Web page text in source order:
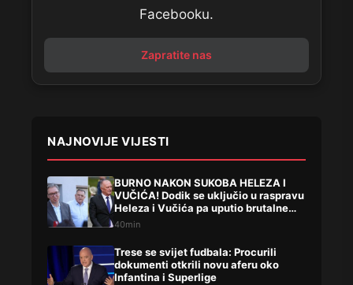
Facebooku.
Zapratite nas
NAJNOVIJE VIJESTI
BURNO NAKON SUKOBA HELEZA I
VUČIĆA! Dodik se uključio u raspravu
Heleza i Vučića pa uputio brutalne
uvrede
40min
Trese se svijet fudbala: Procurili
dokumenti otkrili novu aferu oko
Infantina i Superlige